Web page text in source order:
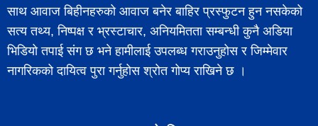
साथ आवाज बिहीनहरुको आवाज बनेर बाहिर प्रस्फुटन हुन नसकेको
सत्य तथ्य, निष्पक्ष र भ्रस्टाचार, अनियमितता सम्बन्धी कुनै अडिया
भिडियो तपाई संग छ भने हामीलाई उपलब्ध गराउनुहोस र जिम्मेवार
नागरिकको दायित्व पुरा गर्नुहोस श्रोत गोप्य राखिने छ ।